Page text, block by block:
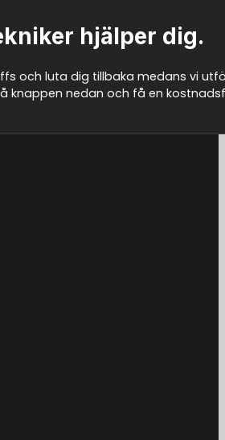
hjälper dig.
och luta dig tillbaka medans vi
knappen nedan och få en